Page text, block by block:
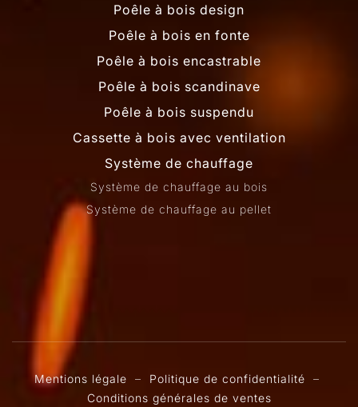
Poêle à bois design
Poêle à bois en fonte
Poêle à bois encastrable
Poêle à bois scandinave
Poêle à bois suspendu
Cassette à bois avec ventilation
Système de chauffage
Système de chauffage au bois
Système de chauffage au pellet
Mentions légale – Politique de confidentialité –
Conditions générales de ventes